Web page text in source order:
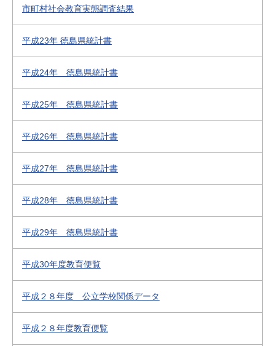
市町村社会教育実態調査結果
平成23年 徳島県統計書
平成24年 徳島県統計書
平成25年 徳島県統計書
平成26年 徳島県統計書
平成27年 徳島県統計書
平成28年 徳島県統計書
平成29年 徳島県統計書
平成30年度教育便覧
平成２８年度 公立学校関係データ
平成２８年度教育便覧